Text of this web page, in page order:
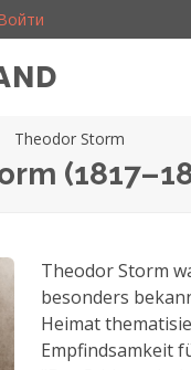
Theodor Storm
Theodor Storm
besonders
Heimat
Empfindsamkeit